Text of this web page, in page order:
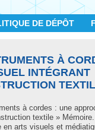
DE DÉPÔT
À
INTÉGRANT
à cordes : une
textile »
en arts visuels et